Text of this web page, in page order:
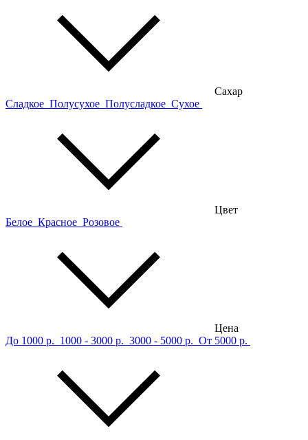
Сахар
Сладкое Полусухое Полусладкое Сухое
Цвет
Белое Красное Розовое
Цена
До 1000 р. 1000 - 3000 р. 3000 - 5000 р. От 5000 р.